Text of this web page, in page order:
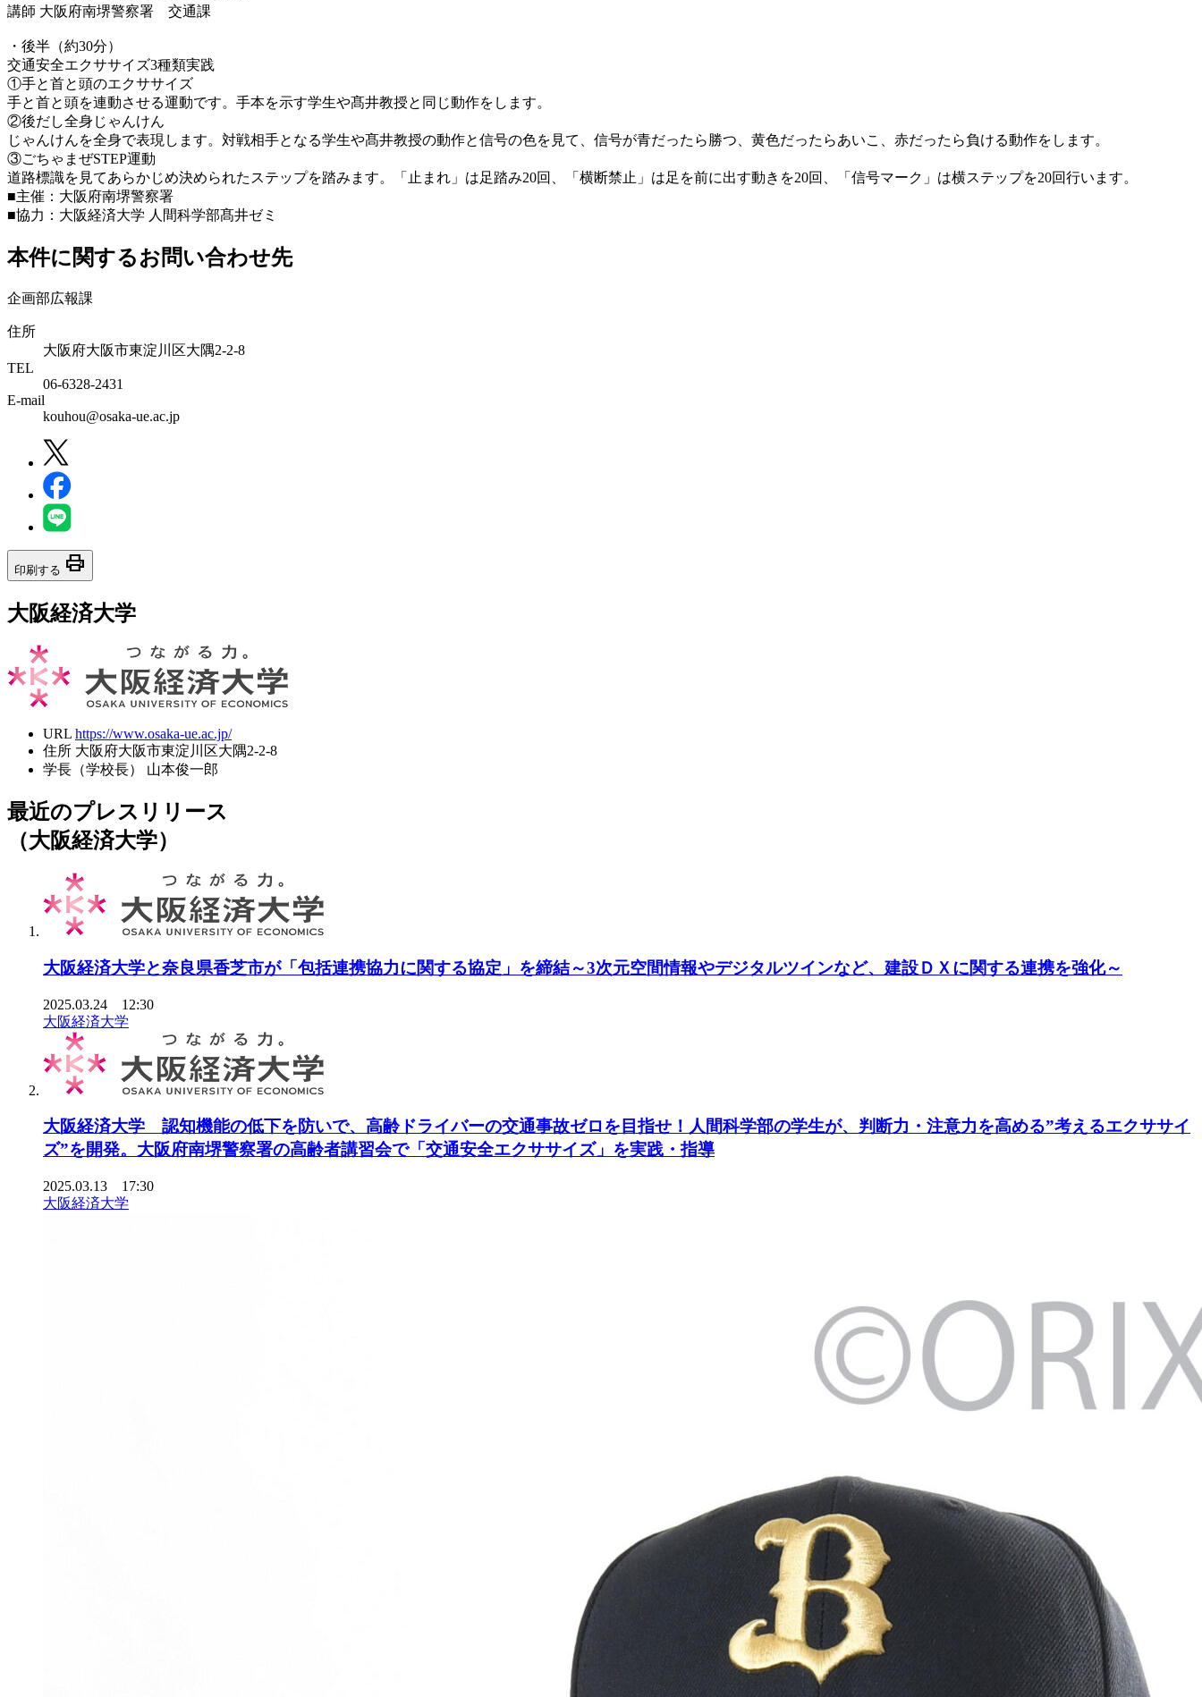
講師 大阪府南堺警察署 交通課
・後半（約30分）
交通安全エクササイズ3種類実践
①手と首と頭のエクササイズ
手と首と頭を連動させる運動です。手本を示す学生や髙井教授と同じ動作をします。
②後だし全身じゃんけん
じゃんけんを全身で表現します。対戦相手となる学生や髙井教授の動作と信号の色を見て、信号が青だったら勝つ、黄色だったらあいこ、赤だったら負ける動作をします。
③ごちゃまぜSTEP運動
道路標識を見てあらかじめ決められたステップを踏みます。「止まれ」は足踏み20回、「横断禁止」は足を前に出す動きを20回、「信号マーク」は横ステップを20回行います。
■主催：大阪府南堺警察署
■協力：大阪経済大学 人間科学部髙井ゼミ
本件に関するお問い合わせ先
企画部広報課
住所
大阪府大阪市東淀川区大隅2-2-8
TEL
06-6328-2431
E-mail
kouhou@osaka-ue.ac.jp
印刷する print
大阪経済大学
URL https://www.osaka-ue.ac.jp/
住所 大阪府大阪市東淀川区大隅2-2-8
学長（学校長）
山本俊一郎
最近のプレスリリース
（大阪経済大学）
大阪経済大学と奈良県香芝市が「包括連携協力に関する協定」を締結～3次元空間情報やデジタルツインなど、建設ＤＸに関する連携を強化～
2025.03.24 12:30
大阪経済大学
大阪経済大学 認知機能の低下を防いで、高齢ドライバーの交通事故ゼロを目指せ！人間科学部の学生が、判断力・注意力を高める”考えるエクササイ
ズ”を開発。大阪府南堺警察署の高齢者講習会で「交通安全エクササイズ」を実践・指導
2025.03.13 17:30
大阪経済大学